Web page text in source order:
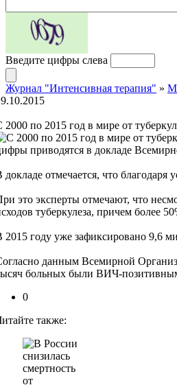
Введите цифры слева
Журнал "Интенсивная терапия" »
2000 по 2015 год в мире от
приводятся в докладе
докладе отмечается, что
это эксперты отмечают, что
туберкулеза, причем более
2015 году уже зафиксировано 9,6
данным Всемирной
больных были ВИЧ-
0
также: